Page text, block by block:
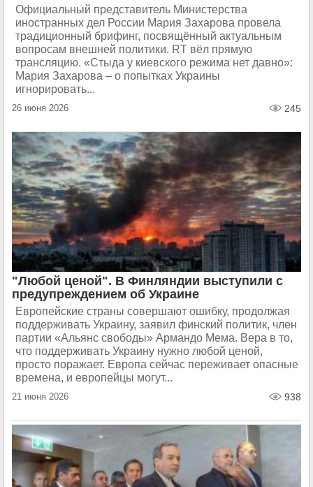
Официальный представитель Министерства
иностранных дел России Мария Захарова провела
традиционный брифинг, посвящённый актуальным
вопросам внешней политики. RT вёл прямую
трансляцию. «Стыда у киевского режима нет давно»:
Мария Захарова – о попытках Украины
игнорировать...
26 июня 2026 245
"Любой ценой". В Финляндии выступили с
предупреждением об Украине
Европейские страны совершают ошибку, продолжая
поддерживать Украину, заявил финский политик, член
партии «Альянс свободы» Армандо Мема. Вера в то,
что поддерживать Украину нужно любой ценой,
просто поражает. Европа сейчас переживает опасные
времена, и европейцы могут...
21 июня 2026 938